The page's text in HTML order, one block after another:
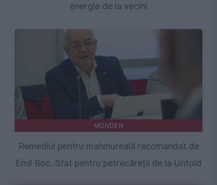
energie de la vecini
MONDEN
Remediul pentru mahmureală recomandat de
Emil Boc. Sfat pentru petrecăreții de la Untold